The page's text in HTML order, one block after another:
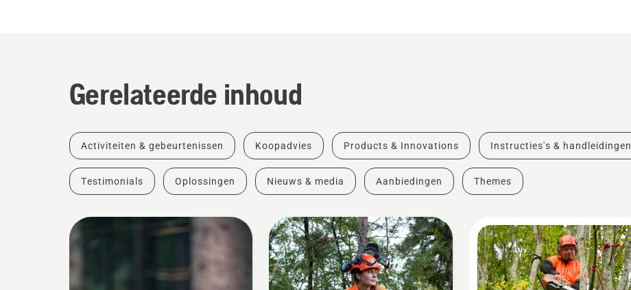
Gerelateerde inhoud
Activiteiten & gebeurtenissen Koopadvies Products & Innovations Instructies's & handleidingen
Testimonials Oplossingen Nieuws & media Aanbiedingen Themes